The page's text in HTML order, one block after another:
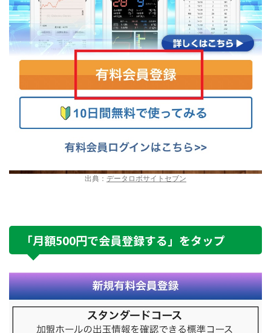
出典： データロボサイトセブン
「月額500円で会員登録する」をタップ